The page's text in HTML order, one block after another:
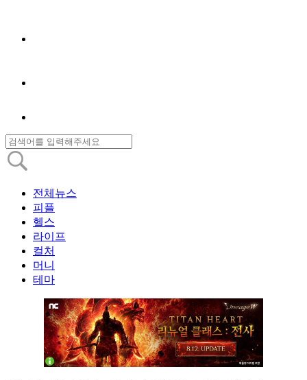
전체뉴스
피플
헬스
라이프
컬처
머니
테마